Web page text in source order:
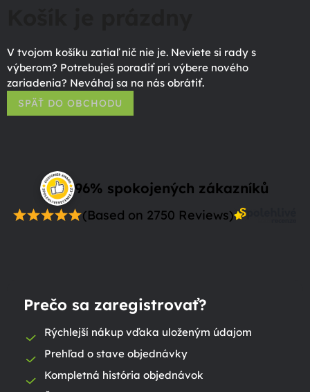
V tvojom košíku zatiaľ nič nie je. Neviete si rady s
výberom? Potrebuješ poradiť pri výbere nového
zariadenia? Neváhaj sa na nás obrátiť.
SPÄŤ DO OBCHODU
96% spokojených zákazníků
(Based on 2750 Reviews)
Prečo sa zaregistrovať?
Rýchlejší nákup vďaka uloženým údajom
Prehľad o stave objednávky
Kompletná história objednávok